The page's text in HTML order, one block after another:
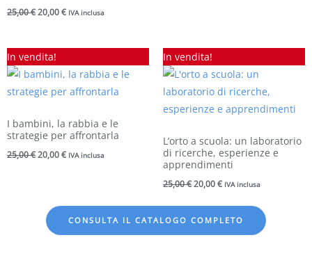
25,00€20,00€ IVA inclusa
In vendita!
I bambini, la rabbia e le
strategie per affrontarla
25,00€
Il
prezzo
originale
era:
25,00 €.
20,00€
prezzo
attuale
20,00 €.
IVA inclusa
In vendita!
L’orto a scuola: un laboratorio
di ricerche, esperienze e
apprendimenti
25,00€
Il
prezzo
originale
era:
25,00 €.
20,00€
prezzo
attuale
è:
20,00 €.
IVA inclusa
CONSULTA IL CATALOGO COMPLETO